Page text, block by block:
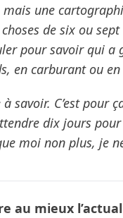
une
de six ou
pour savoir qui a
en carburant ou
à savoir. C’est pour
dix jours pour
moi non plus, je
au mieux